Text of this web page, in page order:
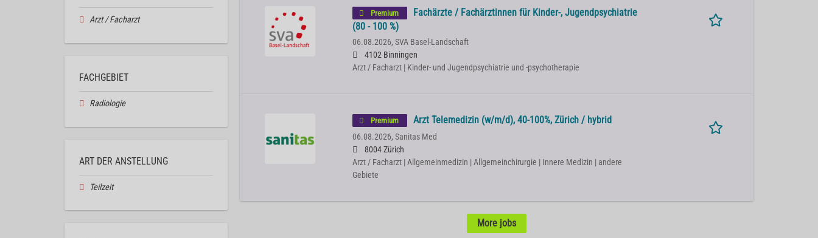
Premium
Fachärzte / Fachärztinnen für Kinder-, Jugendpsychiatrie
(80 - 100 %)
06.08.2026, SVA Basel-Landschaft
4102 Binningen
Arzt / Facharzt | Kinder- und Jugendpsychiatrie und -psychotherapie
Premium Arzt Telemedizin (w/m/d), 40-100%, Zürich / hybrid
06.08.2026, Sanitas Med
8004 Zürich
Arzt / Facharzt | Allgemeinmedizin | Allgemeinchirurgie | Innere Medizin | andere
Gebiete
More jobs
Arzt / Facharzt
FACHGEBIET
Radiologie
ART DER ANSTELLUNG
Teilzeit